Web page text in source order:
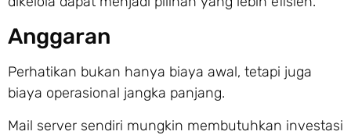
Anggaran
Perhatikan bukan hanya biaya awal, tetapi juga
biaya operasional jangka panjang.
Mail server sendiri mungkin membutuhkan investasi